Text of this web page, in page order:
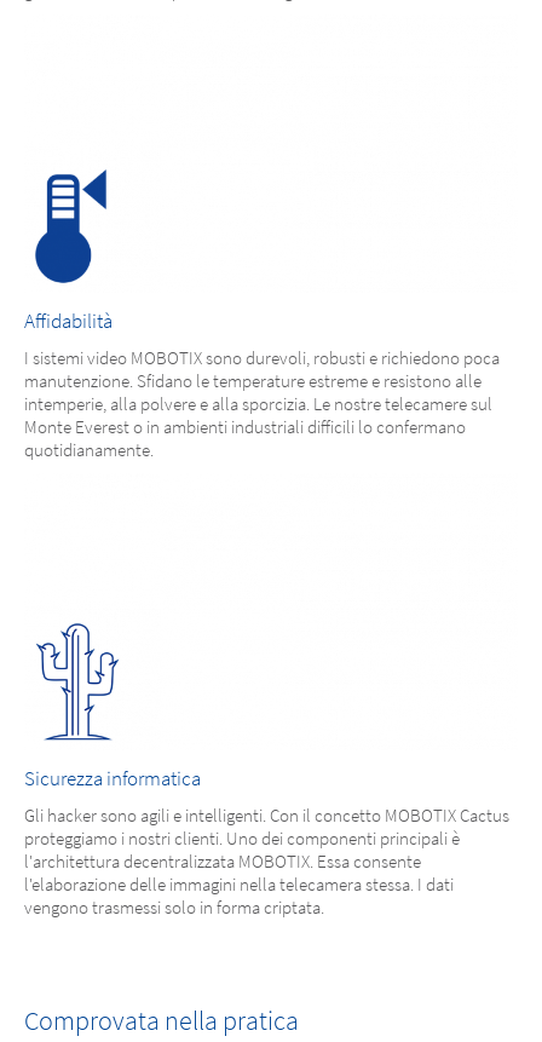
Affidabilità
I sistemi video MOBOTIX sono durevoli, robusti e richiedono poca
manutenzione. Sfidano le temperature estreme e resistono alle
intemperie, alla polvere e alla sporcizia. Le nostre telecamere sul
Monte Everest o in ambienti industriali difficili lo confermano
quotidianamente.
Sicurezza informatica
Gli hacker sono agili e intelligenti. Con il concetto MOBOTIX Cactus
proteggiamo i nostri clienti. Uno dei componenti principali è
l'architettura decentralizzata MOBOTIX. Essa consente
l'elaborazione delle immagini nella telecamera stessa. I dati
vengono trasmessi solo in forma criptata.
Comprovata nella pratica